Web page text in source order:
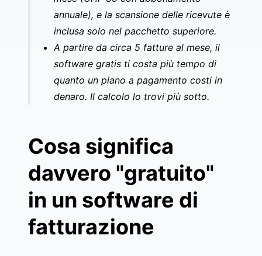
annuale), e la scansione delle ricevute è
inclusa solo nel pacchetto superiore.
A partire da circa 5 fatture al mese, il
software gratis ti costa più tempo di
quanto un piano a pagamento costi in
denaro. Il calcolo lo trovi più sotto.
Cosa significa
davvero "gratuito"
in un software di
fatturazione